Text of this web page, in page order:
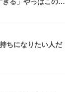
ちになりたい人だ